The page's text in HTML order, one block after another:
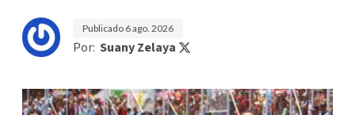
Publicado 6 ago. 2026
Por: Suany Zelaya